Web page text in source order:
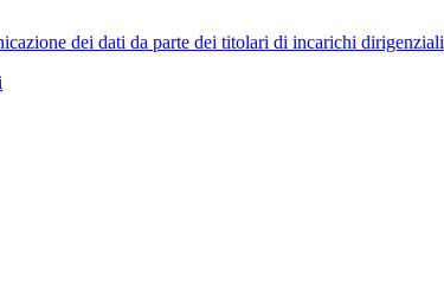
dei dati da parte dei titolari di incarichi dirigenziali